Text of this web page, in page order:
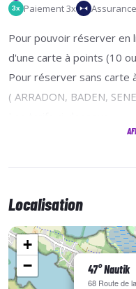
3x Paiement 3x
Pour pouvoir réserver en
d'une carte à points (10
Pour réserver sans carte
( ARRADON, BADEN,
https://
Le tableau de
https://
04/
Localisation
47° Nautik
68 Route de
+
−